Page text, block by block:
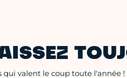
qui valent le coup toute l'année !